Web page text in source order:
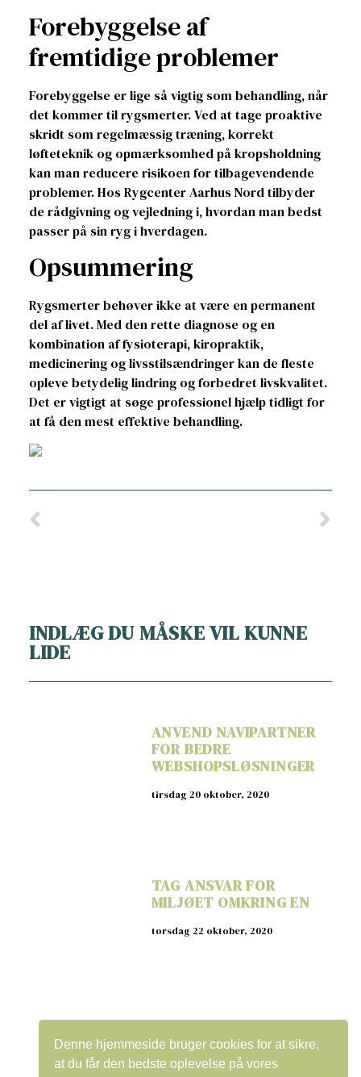
Forebyggelse af
fremtidige problemer
Forebyggelse er lige så vigtig som behandling, når
det kommer til rygsmerter. Ved at tage proaktive
skridt som regelmæssig træning, korrekt
løfteteknik og opmærksomhed på kropsholdning
kan man reducere risikoen for tilbagevendende
problemer. Hos Rygcenter Aarhus Nord tilbyder
de rådgivning og vejledning i, hvordan man bedst
passer på sin ryg i hverdagen.
Opsummering
Rygsmerter behøver ikke at være en permanent
del af livet. Med den rette diagnose og en
kombination af fysioterapi, kiropraktik,
medicinering og livsstilsændringer kan de fleste
opleve betydelig lindring og forbedret livskvalitet.
Det er vigtigt at søge professionel hjælp tidligt for
at få den mest effektive behandling.
INDLÆG DU MÅSKE VIL KUNNE
LIDE
ANVEND NAVIPARTNER
FOR BEDRE
WEBSHOPSLØSNINGER
tirsdag 20 oktober, 2020
TAG ANSVAR FOR
MILJØET OMKRING EN
torsdag 22 oktober, 2020
FIND DIN VEJ FREM TIL
NOGET BRUGT IT HER PÅ
NETTET
Denne hjemmeside bruger cookies for at sikre,
at du får den bedste oplevelse på vores